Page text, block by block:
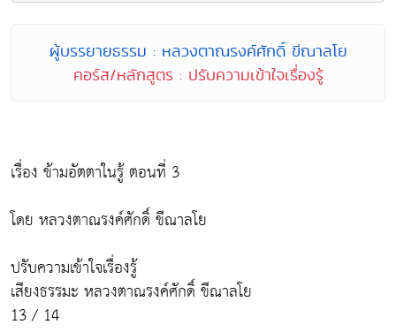
ผู้บรรยายธรรม : หลวงตาณรงค์ศักดิ์ ขีณาลโย
คอร์ส/หลักสูตร : ปรับความเข้าใจเรื่องรู้
เรื่อง ข้ามอัตตาในรู้ ตอนที่ 3
โดย หลวงตาณรงค์ศักดิ์ ขีณาลโย
ปรับความเข้าใจเรื่องรู้
เสียงธรรมะ หลวงตาณรงค์ศักดิ์ ขีณาลโย
13 / 14